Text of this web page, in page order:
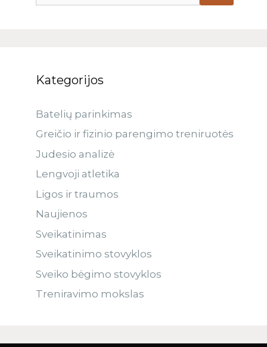
Kategorijos
Batelių parinkimas
Greičio ir fizinio parengimo treniruotės
Judesio analizė
Lengvoji atletika
Ligos ir traumos
Naujienos
Sveikatinimas
Sveikatinimo stovyklos
Sveiko bėgimo stovyklos
Treniravimo mokslas